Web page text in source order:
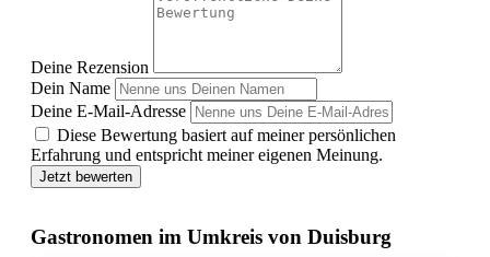
Deine Rezension
Dein Name
Deine E-Mail-Adresse
Diese Bewertung basiert auf meiner persönlichen
Erfahrung und entspricht meiner eigenen Meinung.
Jetzt bewerten
Gastronomen im Umkreis von Duisburg